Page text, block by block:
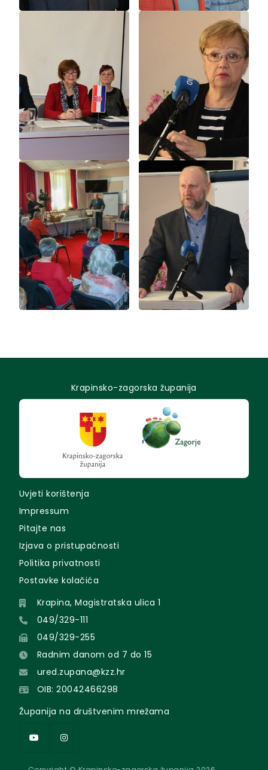
Krapinsko-zagorska županija
Uvjeti korištenja
Impressum
Pitajte nas
Izjava o pristupačnosti
Politika privatnosti
Postavke kolačića
Krapina, Magistratska ulica 1
049/329-111
049/329-255
Radnim danom od 7 do 15
ured.zupana@kzz.hr
OIB: 20042466298
Županija na društvenim mrežama